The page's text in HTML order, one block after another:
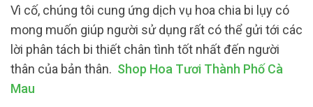
Vì cố, chúng tôi cung ứng dịch vụ hoa chia bi lụy có
mong muốn giúp người sử dụng rất có thể gửi tới các
lời phân tách bi thiết chân tình tốt nhất đến người
thân của bản thân. Shop Hoa Tươi Thành Phố Cà
Mau